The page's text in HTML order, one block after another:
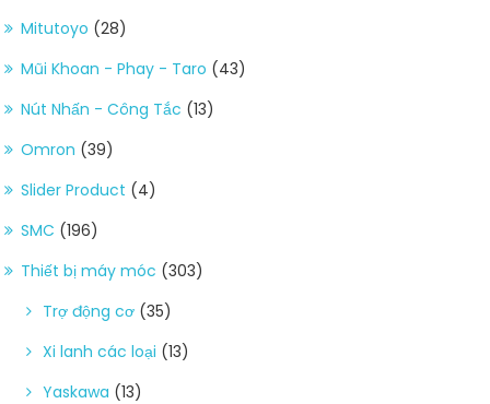
Mitutoyo (28)
Mũi Khoan - Phay - Taro (43)
Nút Nhấn - Công Tắc (13)
Omron (39)
Slider Product (4)
SMC (196)
Thiết bị máy móc (303)
Trợ động cơ (35)
Xi lanh các loại (13)
Yaskawa (13)